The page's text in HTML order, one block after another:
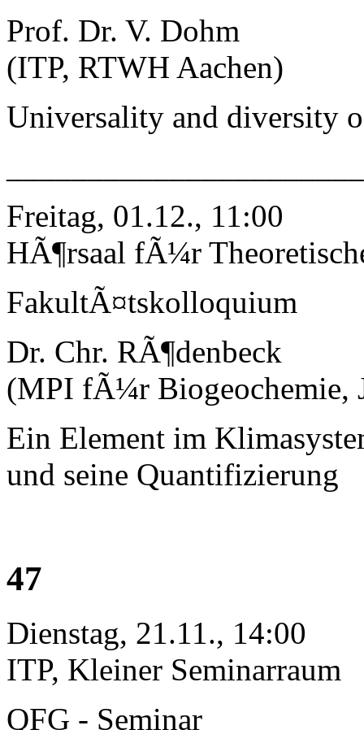
Prof. Dr. V. Dohm
(ITP, RTWH Aachen)
Universality and diversity
Freitag, 01.12., 11:00
HÃ¶rsaal fÃ¼r
FakultÃ¤tskolloquium
Dr. Chr. RÃ¶denbeck
(MPI fÃ¼r Biogeochemie,
Ein Element im
und seine Quantifizierung
47
Dienstag, 21.11., 14:00
ITP, Kleiner Seminarraum
QFG - Seminar